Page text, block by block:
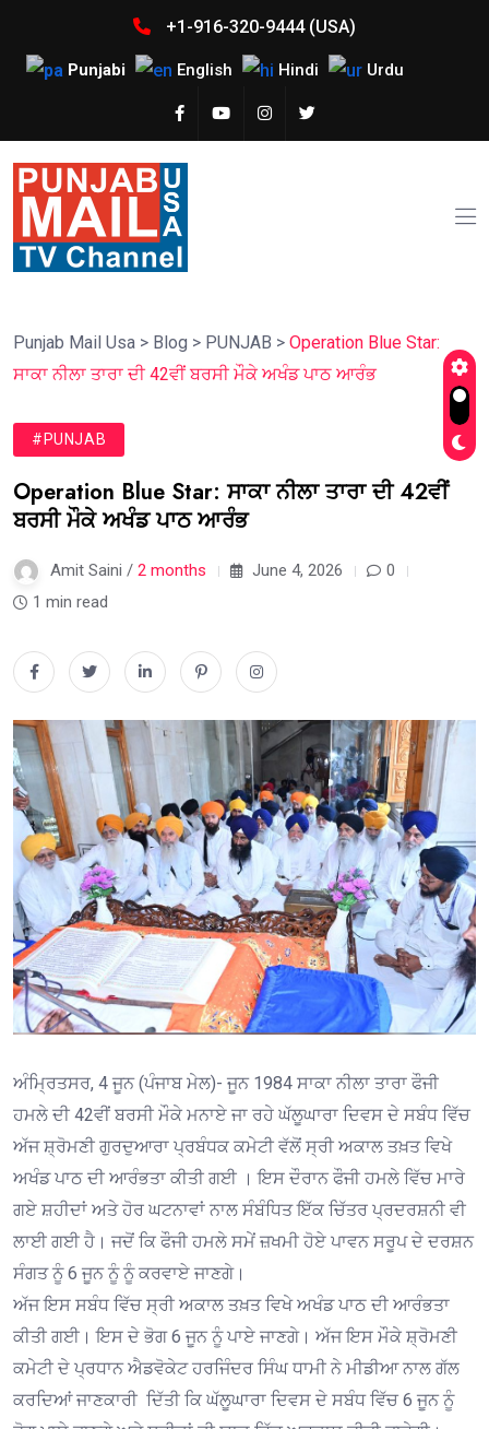
+1-916-320-9444 (USA)
Punjabi English Hindi Urdu
Punjab Mail Usa > Blog > PUNJAB > Operation Blue Star:
ਸਾਕਾ ਨੀਲਾ ਤਾਰਾ ਦੀ 42ਵੀਂ ਬਰਸੀ ਮੌਕੇ ਅਖੰਡ ਪਾਠ ਆਰੰਭ
#PUNJAB
Operation Blue Star: ਸਾਕਾ ਨੀਲਾ ਤਾਰਾ ਦੀ 42ਵੀਂ
ਬਰਸੀ ਮੌਕੇ ਅਖੰਡ ਪਾਠ ਆਰੰਭ
Amit Saini / 2 months June 4, 2026
0
1 min read
ਅੰਮ੍ਰਿਤਸਰ, 4 ਜੂਨ (ਪੰਜਾਬ ਮੇਲ)- ਜੂਨ 1984 ਸਾਕਾ ਨੀਲਾ ਤਾਰਾ ਫੌਜੀ
ਹਮਲੇ ਦੀ 42ਵੀਂ ਬਰਸੀ ਮੌਕੇ ਮਨਾਏ ਜਾ ਰਹੇ ਘੱਲੂਘਾਰਾ ਦਿਵਸ ਦੇ ਸਬੰਧ ਵਿੱਚ
ਅੱਜ ਸ਼੍ਰੋਮਣੀ ਗੁਰਦੁਆਰਾ ਪ੍ਰਬੰਧਕ ਕਮੇਟੀ ਵੱਲੋਂ ਸ੍ਰੀ ਅਕਾਲ ਤਖ਼ਤ ਵਿਖੇ
ਅਖੰਡ ਪਾਠ ਦੀ ਆਰੰਭਤਾ ਕੀਤੀ ਗਈ । ਇਸ ਦੌਰਾਨ ਫੌਜੀ ਹਮਲੇ ਵਿੱਚ ਮਾਰੇ
ਗਏ ਸ਼ਹੀਦਾਂ ਅਤੇ ਹੋਰ ਘਟਨਾਵਾਂ ਨਾਲ ਸੰਬੰਧਿਤ ਇੱਕ ਚਿੱਤਰ ਪ੍ਰਦਰਸ਼ਨੀ ਵੀ
ਲਾਈ ਗਈ ਹੈ। ਜਦੋਂ ਕਿ ਫੌਜੀ ਹਮਲੇ ਸਮੇਂ ਜ਼ਖਮੀ ਹੋਏ ਪਾਵਨ ਸਰੂਪ ਦੇ ਦਰਸ਼ਨ
ਸੰਗਤ ਨੂੰ 6 ਜੂਨ ਨੂੰ ਨੂੰ ਕਰਵਾਏ ਜਾਣਗੇ।
ਅੱਜ ਇਸ ਸਬੰਧ ਵਿੱਚ ਸ੍ਰੀ ਅਕਾਲ ਤਖ਼ਤ ਵਿਖੇ ਅਖੰਡ ਪਾਠ ਦੀ ਆਰੰਭਤਾ
ਕੀਤੀ ਗਈ। ਇਸ ਦੇ ਭੋਗ 6 ਜੂਨ ਨੂੰ ਪਾਏ ਜਾਣਗੇ। ਅੱਜ ਇਸ ਮੌਕੇ ਸ਼੍ਰੋਮਣੀ
ਕਮੇਟੀ ਦੇ ਪ੍ਰਧਾਨ ਐਡਵੋਕੇਟ ਹਰਜਿੰਦਰ ਸਿੰਘ ਧਾਮੀ ਨੇ ਮੀਡੀਆ ਨਾਲ ਗੱਲ
ਕਰਦਿਆਂ ਜਾਣਕਾਰੀ ਦਿੱਤੀ ਕਿ ਘੱਲੂਘਾਰਾ ਦਿਵਸ ਦੇ ਸਬੰਧ ਵਿੱਚ 6 ਜੂਨ ਨੂੰ